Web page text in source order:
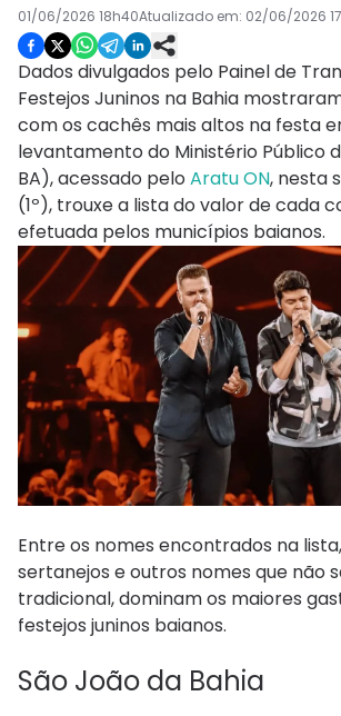
01/06/2026 18h40Atualizado em: 02/06/2026
Dados divulgados pelo Painel de
Festejos Juninos na Bahia
com os cachês mais altos na festa
levantamento do Ministério Público
BA), acessado pelo Aratu ON, nesta
(1º), trouxe a lista do valor de cada
efetuada pelos municípios baianos.
Entre os nomes encontrados na
sertanejos e outros nomes que não
tradicional, dominam os maiores
festejos juninos baianos.
São João da Bahia